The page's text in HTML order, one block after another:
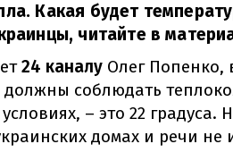
Какая будет
читайте в
24 каналу Олег Попенко,
соблюдать
– это 22
домах и речи не